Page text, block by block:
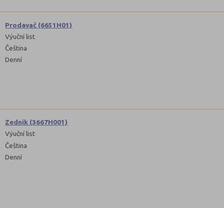
Prodavač (6651H01)
Výuční list
Čeština
Denní
Zedník (3667H001)
Výuční list
Čeština
Denní